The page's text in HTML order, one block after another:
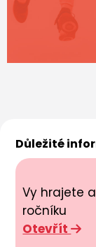
Důležité
Vy hrajete
ročníku
Otevřít